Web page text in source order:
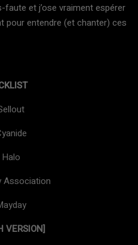
et j’ose vraiment espérer
pour entendre (et chanter) ces
Association
VERSION]